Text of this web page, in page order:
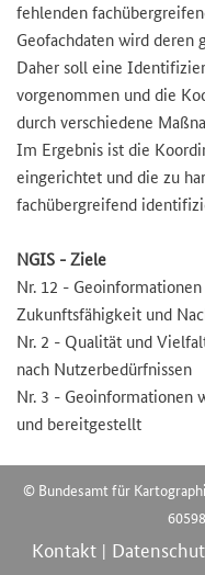
fehlenden
Geofachdaten wird deren
Daher soll eine
vorgenommen und die
durch verschiedene
Im Ergebnis ist die
eingerichtet und die zu
fachübergreifend
NGIS - Ziele
Nr. 12 -
Zukunftsfähigkeit und
Nr. 2 - Qualität und
nach Nutzerbedürfnissen
Nr. 3 - Geoinformationen
und bereitgestellt
© Bundesamt für
Kontakt |